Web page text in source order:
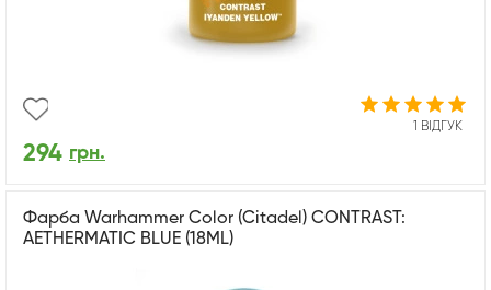
1 ВІДГУК
294 грн.
Фарба Warhammer Color (Citadel) CONTRAST:
AETHERMATIC BLUE (18ML)